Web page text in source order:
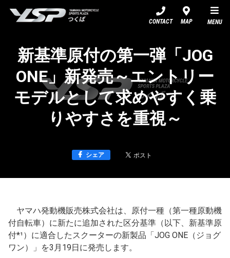
CONTACT MAP MENU
新基準原付の第一弾「JOG
ONE」新発売～エントリー
モデルとして求めやすく乗
りやすさを重視～
シェア
ヤマハ発動機販売株式会社は、原付一種（第一種原動機
付自転車）に新たに追加された区分基準（以下、新基準原
付*¹）に適合したスクーターの新製品「JOG ONE（ジョグ
ワン）」を3月19日に発売します。